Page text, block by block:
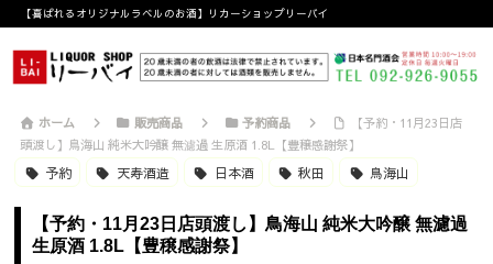
【喜ばれるオリジナルラベルのお酒】リカーショップリーバイ
ホーム 販売商品 予約商品
【予約・11月23日店
頭渡し】鳥海山 純米大吟醸 無濾過 生原酒 1.8L【豊穣感謝祭】
予約
天寿酒造 日本酒 秋田 鳥海山
【予約・11月23日店頭渡し】鳥海山 純米大吟醸 無濾過
生原酒 1.8L【豊穣感謝祭】